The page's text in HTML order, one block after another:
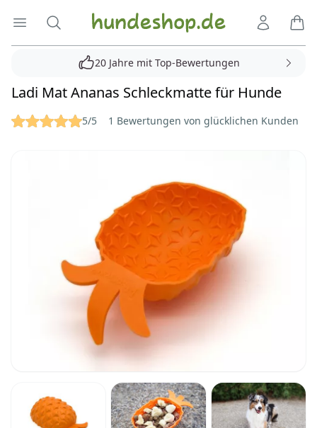
Menü öffnen
Suche Hundeshop.de
20 Jahre mit Top-Bewertungen
Ladi Mat Ananas Schleckmatte für Hunde
Reviews 5/5 1 Bewertungen von glücklichen Kunden